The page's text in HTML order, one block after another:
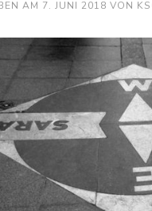
AM 7. JUNI 2018 VON